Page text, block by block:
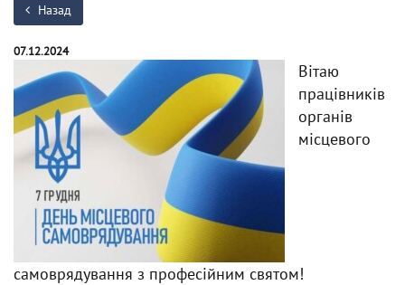
Назад
07.12.2024
Вітаю
працівників
органів
місцевого
самоврядування з професійним святом!